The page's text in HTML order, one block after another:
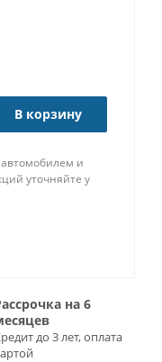
В корзину
и
уточняйте у
на 6
до 3 лет, оплата